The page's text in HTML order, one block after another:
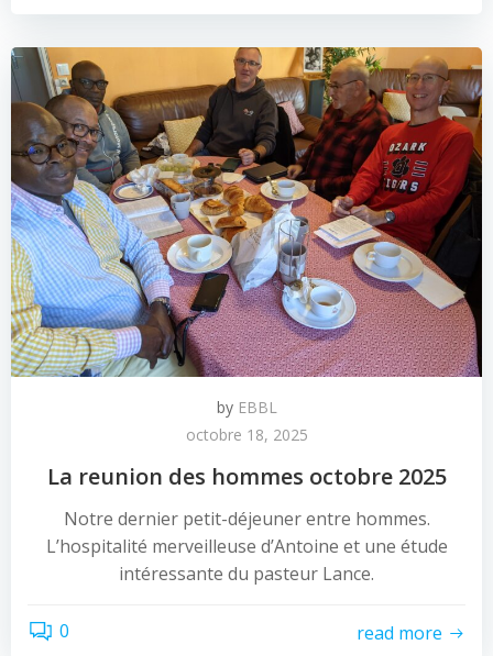
by EBBL
octobre 18, 2025
La reunion des hommes octobre 2025
Notre dernier petit-déjeuner entre hommes.
L’hospitalité merveilleuse d’Antoine et une étude
intéressante du pasteur Lance.
0 read more